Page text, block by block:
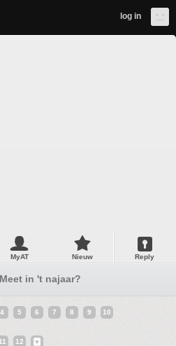
log in
MyAT Nieuw Reply
in 't najaar?
4 5 6 7 8 9 10
11 12